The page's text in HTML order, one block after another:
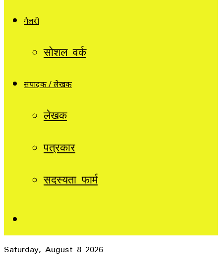
गैलरी
सोशल वर्क
संपादक / लेखक
लेखक
पत्रकार
सदस्यता फार्म
Saturday, August 8 2026